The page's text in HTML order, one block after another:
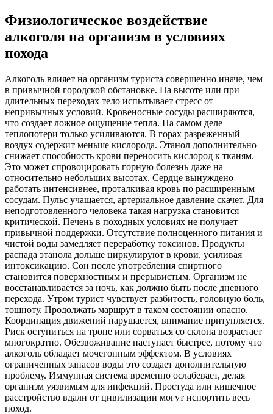
Физиологическое воздействие
алкоголя на организм в условиях
похода
Алкоголь влияет на организм туриста совершенно иначе, чем
в привычной городской обстановке. На высоте или при
длительных переходах тело испытывает стресс от
непривычных условий. Кровеносные сосуды расширяются,
что создает ложное ощущение тепла. На самом деле
теплопотери только усиливаются. В горах разреженный
воздух содержит меньше кислорода. Этанол дополнительно
снижает способность крови переносить кислород к тканям.
Это может спровоцировать горную болезнь даже на
относительно небольших высотах. Сердце вынуждено
работать интенсивнее, проталкивая кровь по расширенным
сосудам. Пульс учащается, артериальное давление скачет. Для
неподготовленного человека такая нагрузка становится
критической. Печень в походных условиях не получает
привычной поддержки. Отсутствие полноценного питания и
чистой воды замедляет переработку токсинов. Продукты
распада этанола дольше циркулируют в крови, усиливая
интоксикацию. Сон после употребления спиртного
становится поверхностным и прерывистым. Организм не
восстанавливается за ночь, как должно быть после дневного
перехода. Утром турист чувствует разбитость, головную боль,
тошноту. Продолжать маршрут в таком состоянии опасно.
Координация движений нарушается, внимание притупляется.
Риск оступиться на тропе или сорваться со склона возрастает
многократно. Обезвоживание наступает быстрее, потому что
алкоголь обладает мочегонным эффектом. В условиях
ограниченных запасов воды это создает дополнительную
проблему. Иммунная система временно ослабевает, делая
организм уязвимым для инфекций. Простуда или кишечное
расстройство вдали от цивилизации могут испортить весь
поход.